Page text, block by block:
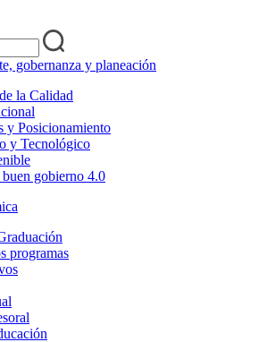
gobernanza y planeación
la Calidad
y Posicionamiento
y Tecnológico
gobierno 4.0
programas